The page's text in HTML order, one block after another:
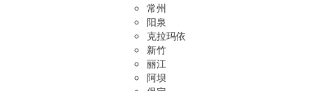
常州
阳泉
克拉玛依
新竹
丽江
阿坝